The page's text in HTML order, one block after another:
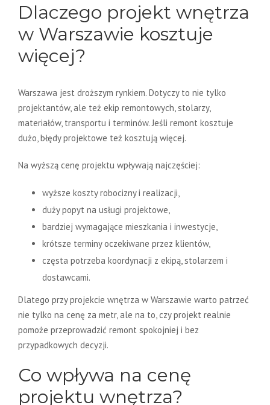
Dlaczego projekt wnętrza
w Warszawie kosztuje
więcej?
Warszawa jest droższym rynkiem. Dotyczy to nie tylko
projektantów, ale też ekip remontowych, stolarzy,
materiałów, transportu i terminów. Jeśli remont kosztuje
dużo, błędy projektowe też kosztują więcej.
Na wyższą cenę projektu wpływają najczęściej:
wyższe koszty robocizny i realizacji,
duży popyt na usługi projektowe,
bardziej wymagające mieszkania i inwestycje,
krótsze terminy oczekiwane przez klientów,
częsta potrzeba koordynacji z ekipą, stolarzem i
dostawcami.
Dlatego przy projekcie wnętrza w Warszawie warto patrzeć
nie tylko na cenę za metr, ale na to, czy projekt realnie
pomoże przeprowadzić remont spokojniej i bez
przypadkowych decyzji.
Co wpływa na cenę
projektu wnętrza?